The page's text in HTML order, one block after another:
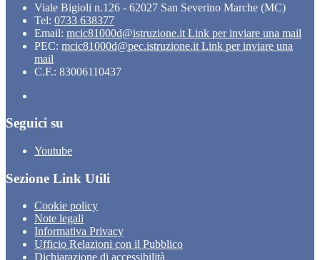
Viale Bigioli n.126 - 62027 San Severino Marche (MC)
Tel: 0733 638377
Email: mcic81000d@istruzione.it Link per inviare una mail
PEC: mcic81000d@pec.istruzione.it Link per inviare una
mail
C.F.: 83006110437
Seguici su
Youtube
Sezione Link Utili
Cookie policy
Note legali
Informativa Privacy
Ufficio Relazioni con il Pubblico
Dichiarazione di accessibilità